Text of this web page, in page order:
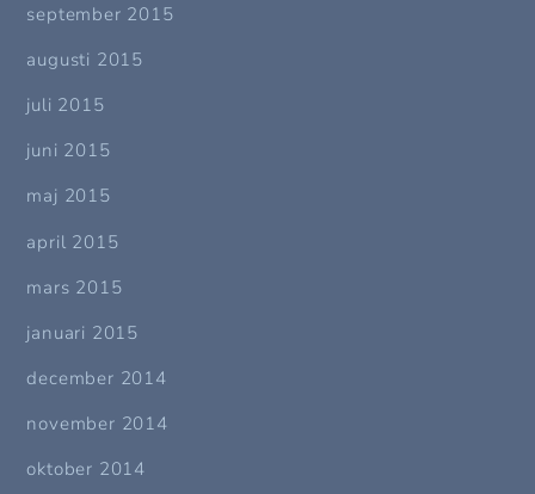
september 2015
augusti 2015
juli 2015
juni 2015
maj 2015
april 2015
mars 2015
januari 2015
december 2014
november 2014
oktober 2014